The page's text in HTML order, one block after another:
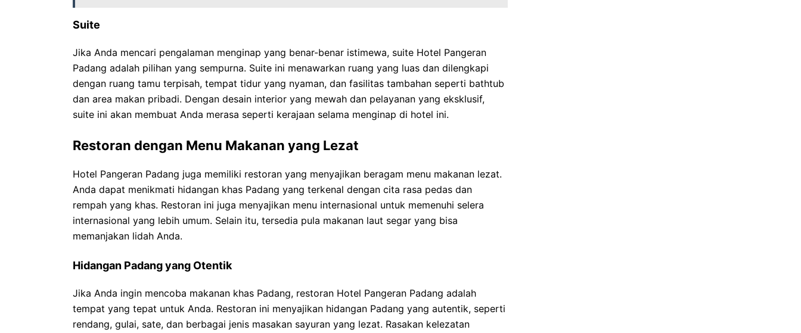
Suite
Jika Anda mencari pengalaman menginap yang benar-benar istimewa, suite Hotel Pangeran
Padang adalah pilihan yang sempurna. Suite ini menawarkan ruang yang luas dan dilengkapi
dengan ruang tamu terpisah, tempat tidur yang nyaman, dan fasilitas tambahan seperti bathtub
dan area makan pribadi. Dengan desain interior yang mewah dan pelayanan yang eksklusif,
suite ini akan membuat Anda merasa seperti kerajaan selama menginap di hotel ini.
Restoran dengan Menu Makanan yang Lezat
Hotel Pangeran Padang juga memiliki restoran yang menyajikan beragam menu makanan lezat.
Anda dapat menikmati hidangan khas Padang yang terkenal dengan cita rasa pedas dan
rempah yang khas. Restoran ini juga menyajikan menu internasional untuk memenuhi selera
internasional yang lebih umum. Selain itu, tersedia pula makanan laut segar yang bisa
memanjakan lidah Anda.
Hidangan Padang yang Otentik
Jika Anda ingin mencoba makanan khas Padang, restoran Hotel Pangeran Padang adalah
tempat yang tepat untuk Anda. Restoran ini menyajikan hidangan Padang yang autentik, seperti
rendang, gulai, sate, dan berbagai jenis masakan sayuran yang lezat. Rasakan kelezatan